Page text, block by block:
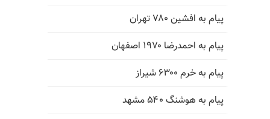
پیام به افشین ۷۸۰ تهران
پیام به احمدرضا ۱۹۷۰ اصفهان
پیام به خرم ۶۳۰۰ شیراز
پیام به هوشنگ ۵۴۰ مشهد